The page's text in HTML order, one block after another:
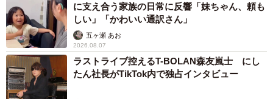
に支え合う家族の日常に反響「妹ちゃん、頼も
しい」「かわいい通訳さん」
五ヶ瀬 あお
2026.08.07
ラストライブ控えるT-BOLAN森友嵐士 にし
たん社長がTikTok内で独占インタビュー